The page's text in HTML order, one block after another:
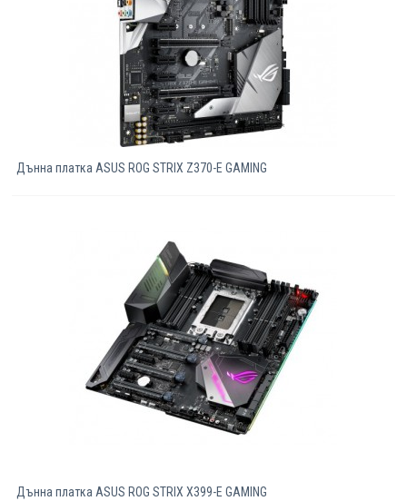
Дънна платка ASUS ROG STRIX Z370-E GAMING
Дънна платка ASUS ROG STRIX X399-E GAMING